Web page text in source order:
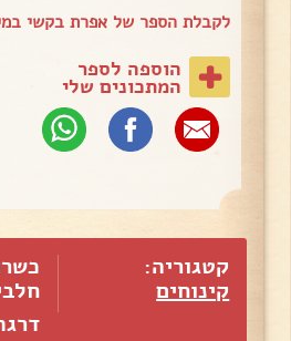
לקבלת הספר של אפרת בקשי
הוספה לספר
המתכונים שלי
קטגוריה:
קינוחים